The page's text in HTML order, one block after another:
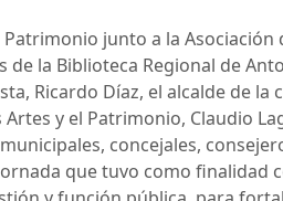
junto a la Asociación
la Biblioteca Regional de
Ricardo Díaz, el alcalde de la
y el Patrimonio, Claudio
concejales,
que tuvo como finalidad